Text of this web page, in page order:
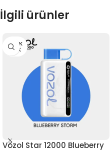
İlgili ürünler
STOK
YOK
Vozol Star 12000 Blueberry